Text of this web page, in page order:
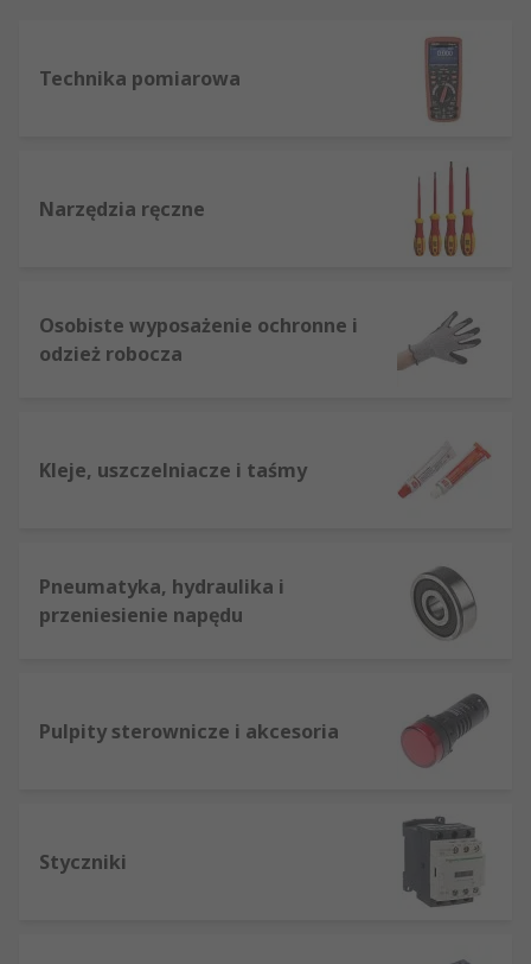
Technika pomiarowa
Narzędzia ręczne
Osobiste wyposażenie ochronne i
odzież robocza
Kleje, uszczelniacze i taśmy
Pneumatyka, hydraulika i
przeniesienie napędu
Pulpity sterownicze i akcesoria
Styczniki